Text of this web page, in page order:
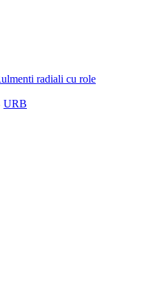
radiali cu role
URB